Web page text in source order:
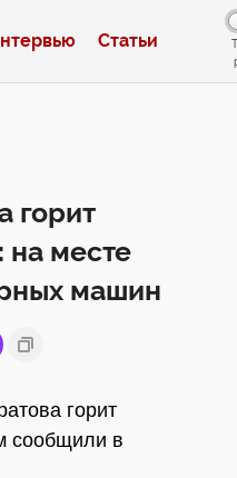
Статьи
горит
на месте
машин
горит
сообщили в